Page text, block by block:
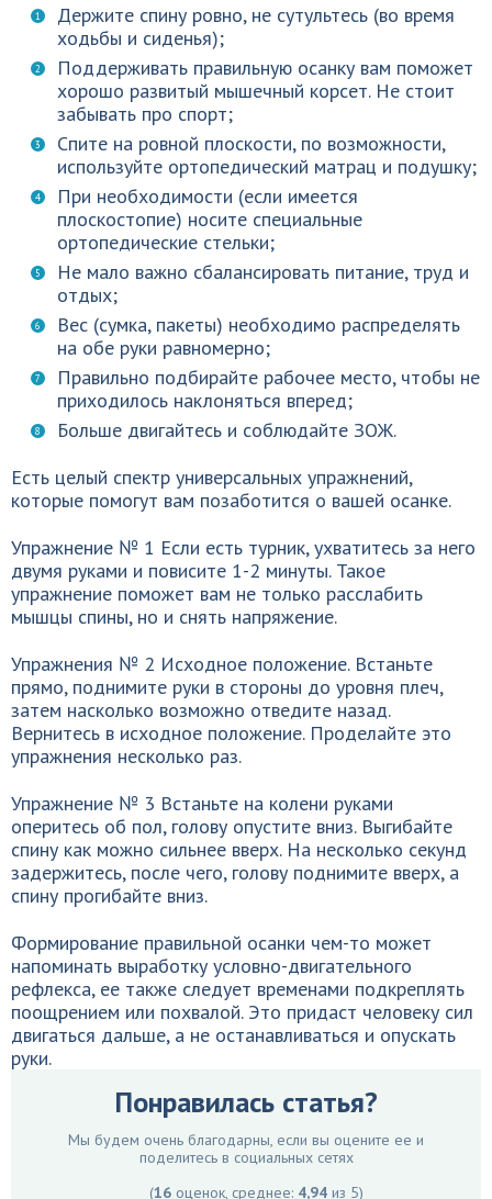
Держите спину ровно, не сутультесь (во время
ходьбы и сиденья);
Поддерживать правильную осанку вам поможет
хорошо развитый мышечный корсет. Не стоит
забывать про спорт;
Спите на ровной плоскости, по возможности,
используйте ортопедический матрац и подушку;
При необходимости (если имеется
плоскостопие) носите специальные
ортопедические стельки;
Не мало важно сбалансировать питание, труд и
отдых;
Вес (сумка, пакеты) необходимо распределять
на обе руки равномерно;
Правильно подбирайте рабочее место, чтобы не
приходилось наклоняться вперед;
Больше двигайтесь и соблюдайте ЗОЖ.
Есть целый спектр универсальных упражнений,
которые помогут вам позаботится о вашей осанке.
Упражнение № 1 Если есть турник, ухватитесь за него
двумя руками и повисите 1-2 минуты. Такое
упражнение поможет вам не только расслабить
мышцы спины, но и снять напряжение.
Упражнения № 2 Исходное положение. Встаньте
прямо, поднимите руки в стороны до уровня плеч,
затем насколько возможно отведите назад.
Вернитесь в исходное положение. Проделайте это
упражнения несколько раз.
Упражнение № 3 Встаньте на колени руками
оперитесь об пол, голову опустите вниз. Выгибайте
спину как можно сильнее вверх. На несколько секунд
задержитесь, после чего, голову поднимите вверх, а
спину прогибайте вниз.
Формирование правильной осанки чем-то может
напоминать выработку условно-двигательного
рефлекса, ее также следует временами подкреплять
поощрением или похвалой. Это придаст человеку сил
двигаться дальше, а не останавливаться и опускать
руки.
Понравилась статья?
Мы будем очень благодарны, если вы оцените ее и
поделитесь в социальных сетях
(16 оценок, среднее: 4,94 из 5)